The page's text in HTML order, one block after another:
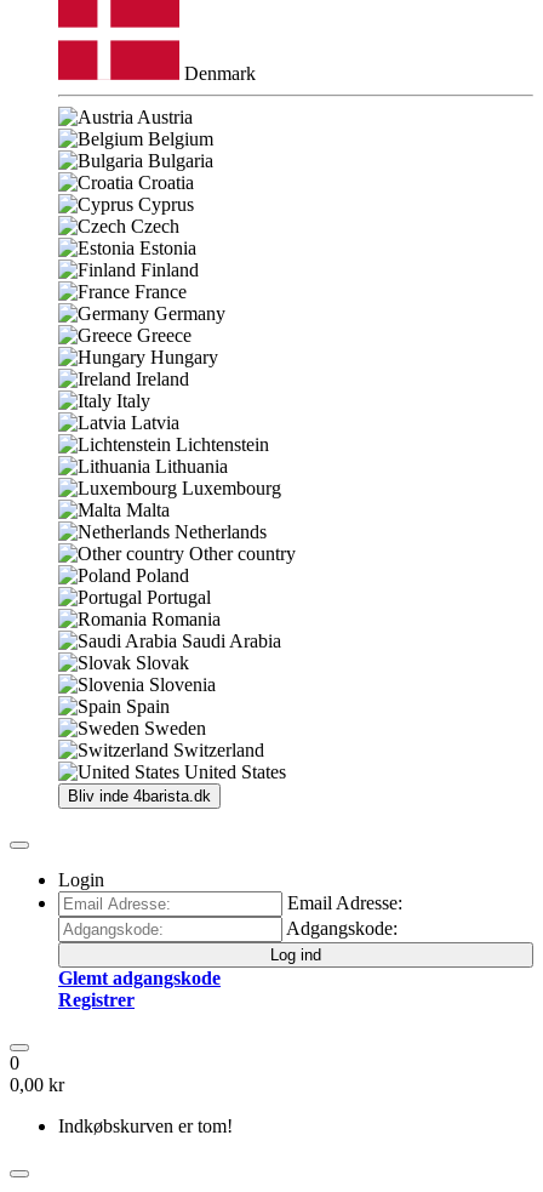
Denmark
Austria
Belgium
Bulgaria
Croatia
Cyprus
Czech
Estonia
Finland
France
Germany
Greece
Hungary
Ireland
Italy
Latvia
Lichtenstein
Lithuania
Luxembourg
Malta
Netherlands
Other country
Poland
Portugal
Romania
Saudi Arabia
Slovak
Slovenia
Spain
Sweden
Switzerland
United States
Bliv inde 4barista.dk
Login
Email Adresse:
Adgangskode:
Log ind
Glemt adgangskode
Registrer
0
0,00 kr
Indkøbskurven er tom!